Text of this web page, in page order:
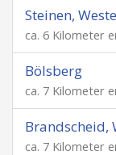
Steinen,
ca. 6 Kilometer
Bölsberg
ca. 7 Kilometer
Brandscheid,
ca. 7 Kilometer